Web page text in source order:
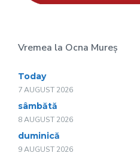
Vremea la Ocna Mureș
Today
7 AUGUST 2026
sâmbătă
8 AUGUST 2026
duminică
9 AUGUST 2026